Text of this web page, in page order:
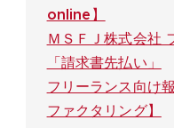
online】
ＭＳＦＪ株式会社
「請求書先払い」
フリーランス向け
ファクタリング】